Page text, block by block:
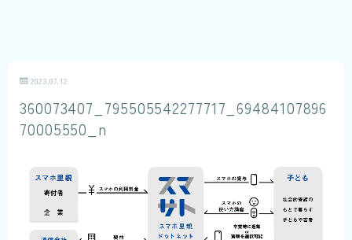
2023.07.12
360073407_795505542277717_69484107896
70005550_n